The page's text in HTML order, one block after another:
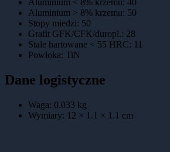
Aluminium < 8% krzemu: 40
Aluminium > 8% krzemu: 50
Stopy miedzi: 50
Grafit GFK/CFK/duropl.: 28
Stale hartowane < 55 HRC: 11
Powłoka: TiN
Dane logistyczne
Waga: 0.033 kg
Wymiary: 12 × 1.1 × 1.1 cm